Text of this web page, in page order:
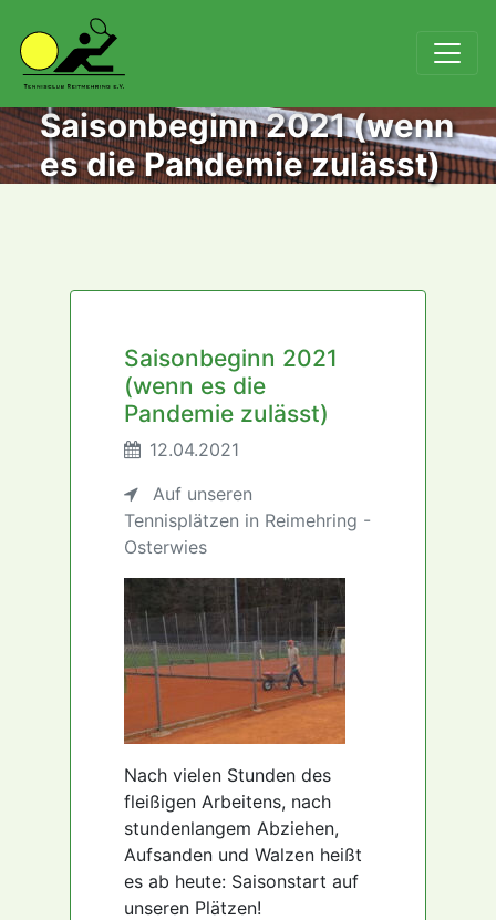
Saisonbeginn 2021 (wenn
es die Pandemie zulässt)
Saisonbeginn 2021
(wenn es die
Pandemie zulässt)
12.04.2021
Auf unseren
Tennisplätzen in Reimehring -
Osterwies
Nach vielen Stunden des
fleißigen Arbeitens, nach
stundenlangem Abziehen,
Aufsanden und Walzen heißt
es ab heute: Saisonstart auf
unseren Plätzen!